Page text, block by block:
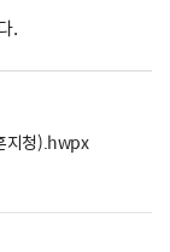
.
지청).hwpx